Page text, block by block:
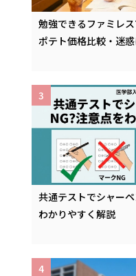
勉強できるファミレ
ポテト価格比較・迷
共通テストでシャー
わかりやすく解説
3
4